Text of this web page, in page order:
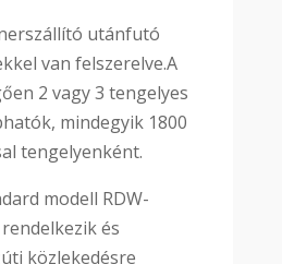
utánfutó
van felszerelve.A
2 vagy 3 tengelyes
mindegyik 1800
tengelyenként.
modell RDW-
és
közlekedésre